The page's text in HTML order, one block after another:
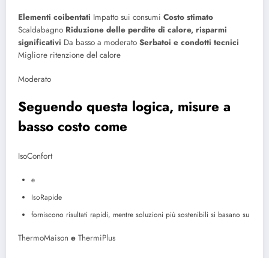
Elementi coibentati Impatto sui consumi Costo stimato
Scaldabagno Riduzione delle perdite di calore, risparmi
significativi Da basso a moderato Serbatoi e condotti tecnici
Migliore ritenzione del calore
Moderato
Seguendo questa logica, misure a
basso costo come
IsoConfort
e
IsoRapide
forniscono risultati rapidi, mentre soluzioni più sostenibili si basano su
ThermoMaison e ThermiPlus